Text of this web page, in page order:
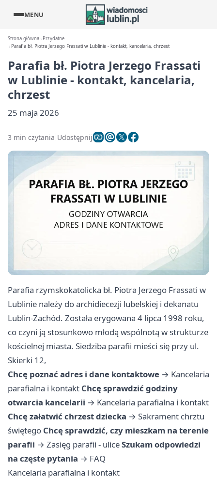
MENU
Strona główna
Przydatne
Parafia bł. Piotra Jerzego Frassati w Lublinie - kontakt, kancelaria, chrzest
Parafia bł. Piotra Jerzego Frassati
w Lublinie - kontakt, kancelaria,
chrzest
25 maja 2026
3 min czytania Udostępnij
Parafia rzymskokatolicka bł. Piotra Jerzego Frassati w
Lublinie należy do archidiecezji lubelskiej i dekanatu
Lublin-Zachód. Została erygowana 4 lipca 1998 roku,
co czyni ją stosunkowo młodą wspólnotą w strukturze
kościelnej miasta. Siedziba parafii mieści się przy ul.
Skierki 12,
Chcę poznać adres i dane kontaktowe → Kancelaria
parafialna i kontakt Chcę sprawdzić godziny
otwarcia kancelarii → Kancelaria parafialna i kontakt
Chcę załatwić chrzest dziecka → Sakrament chrztu
świętego Chcę sprawdzić, czy mieszkam na terenie
parafii → Zasięg parafii - uliceSzukam odpowiedzi
na częste pytania → FAQ
Kancelaria parafialna i kontakt